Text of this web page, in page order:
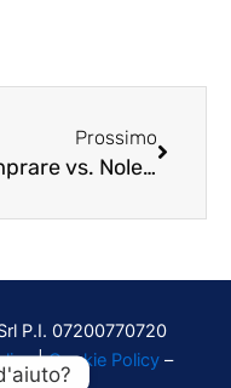
Prossimo
Comprare vs. Noleggiare: analisi costi per professionisti
P.I. 07200770720
|Cookie Policy–